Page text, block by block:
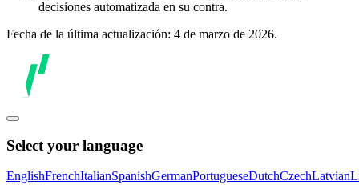
decisiones automatizada en su contra.
Fecha de la última actualización: 4 de marzo de 2026.
Select your language
EnglishFrenchItalianSpanishGermanPortugueseDutchCzechLatvian